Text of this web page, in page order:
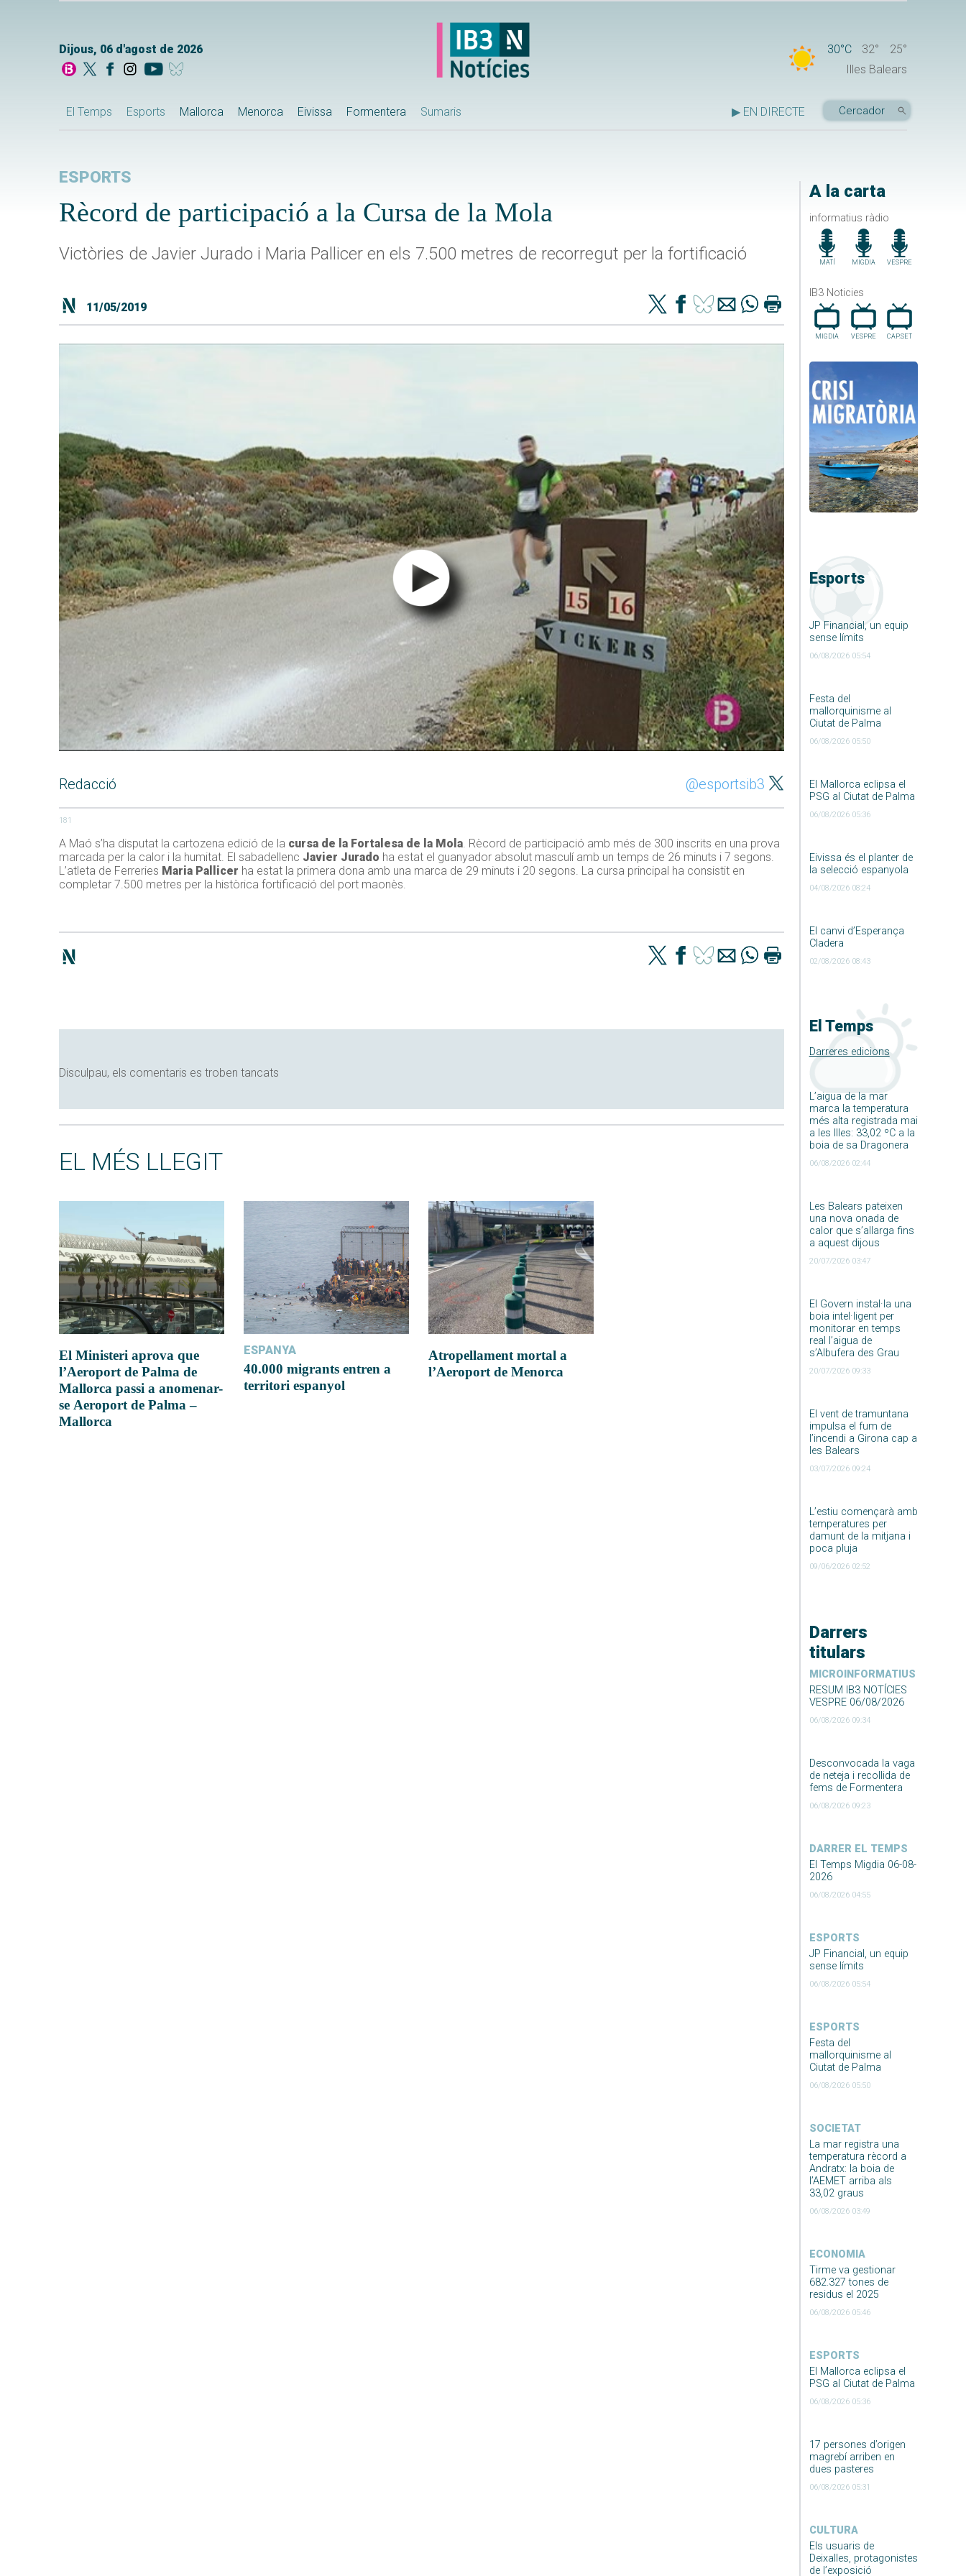
Dijous, 06 d'agost de 2026 30°C 32°
25°
Illes Balears
El Temps Esports Mallorca Menorca Eivissa Formentera Sumaris ▶ EN DIRECTE
A la carta
informatius ràdio
MATÍ MIGDIA VESPRE
IB3 Noticies
MIGDIA VESPRE CAP.SET
Esports
JP Financial, un equip
sense límits
06/08/2026 05:54
Festa del
mallorquinisme al
Ciutat de Palma
06/08/2026 05:50
El Mallorca eclipsa el
PSG al Ciutat de Palma
06/08/2026 05:36
Eivissa és el planter de
la selecció espanyola
04/08/2026 08:24
El canvi d’Esperança
Cladera
02/08/2026 08:43
El Temps
Darreres edicions
L’aigua de la mar
marca la temperatura
més alta registrada mai
a les Illes: 33,02 ºC a la
boia de sa Dragonera
06/08/2026 02:44
Les Balears pateixen
una nova onada de
calor que s’allarga fins
a aquest dijous
20/07/2026 03:47
El Govern instal·la una
boia intel·ligent per
monitorar en temps
real l’aigua de
s’Albufera des Grau
20/07/2026 09:33
El vent de tramuntana
impulsa el fum de
l’incendi a Girona cap a
les Balears
03/07/2026 09:24
L’estiu començarà amb
temperatures per
damunt de la mitjana i
poca pluja
09/06/2026 02:52
Darrers
titulars
MICROINFORMATIUS
RESUM IB3 NOTÍCIES
VESPRE 06/08/2026
06/08/2026 09:34
Desconvocada la vaga
de neteja i recollida de
fems de Formentera
06/08/2026 09:23
DARRER EL TEMPS
El Temps Migdia 06-08-
2026
06/08/2026 04:55
ESPORTS
JP Financial, un equip
sense límits
06/08/2026 05:54
ESPORTS
Festa del
mallorquinisme al
Ciutat de Palma
06/08/2026 05:50
SOCIETAT
La mar registra una
temperatura rècord a
Andratx: la boia de
l’AEMET arriba als
33,02 graus
06/08/2026 03:49
ECONOMIA
Tirme va gestionar
682.327 tones de
residus el 2025
06/08/2026 05:46
ESPORTS
El Mallorca eclipsa el
PSG al Ciutat de Palma
06/08/2026 05:36
17 persones d’origen
magrebí arriben en
dues pasteres
06/08/2026 05:31
CULTURA
Els usuaris de
Deixalles, protagonistes
de l’exposició
ESPORTS
Rècord de participació a la Cursa de la Mola
Victòries de Javier Jurado i Maria Pallicer en els 7.500 metres de recorregut per la fortificació
11/05/2019
Redacció @esportsib3
181
A Maó s’ha disputat la cartozena edició de la cursa de la Fortalesa de la Mola. Rècord de participació amb més de 300 inscrits en una prova
marcada per la calor i la humitat. El sabadellenc Javier Jurado ha estat el guanyador absolut masculí amb un temps de 26 minuts i 7 segons.
L’atleta de Ferreries Maria Pallicer ha estat la primera dona amb una marca de 29 minuts i 20 segons. La cursa principal ha consistit en
completar 7.500 metres per la històrica fortificació del port maonès.
Disculpau, els comentaris es troben tancats
EL MÉS LLEGIT
El Ministeri aprova que
l’Aeroport de Palma de
Mallorca passi a anomenar-
se Aeroport de Palma –
Mallorca
ESPANYA
40.000 migrants entren a
territori espanyol
Atropellament mortal a
l’Aeroport de Menorca